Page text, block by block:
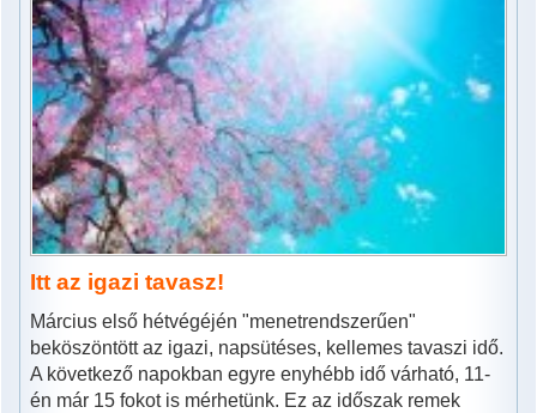
Itt az igazi tavasz!
Március első hétvégéjén "menetrendszerűen"
beköszöntött az igazi, napsütéses, kellemes tavaszi idő.
A következő napokban egyre enyhébb idő várható, 11-
én már 15 fokot is mérhetünk. Ez az időszak remek